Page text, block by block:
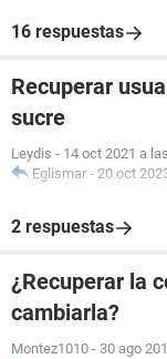
16 respuestas
Recuperar
sucre
Leydis - 14 oct 2021 a
Eglismar - 20 oct
2 respuestas
¿Recuperar la
cambiarla?
Montez1010 - 30 ago